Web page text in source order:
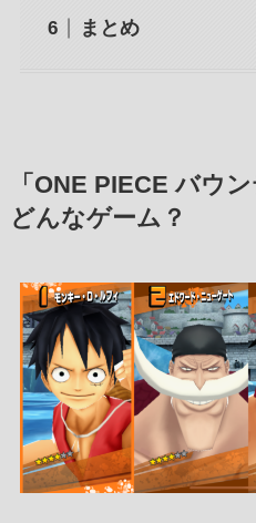
まとめ
「ONE PIECE バウ
どんなゲーム？